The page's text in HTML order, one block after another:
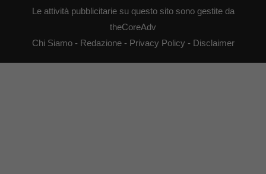
Le attività pubblicitarie su questo sito sono gestite da
theCoreAdv
Chi Siamo- Redazione- Privacy Policy - Disclaimer